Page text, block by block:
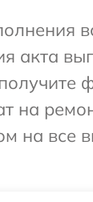
акта
на
на все